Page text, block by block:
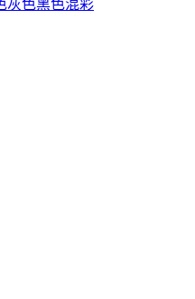
灰色黑色混彩